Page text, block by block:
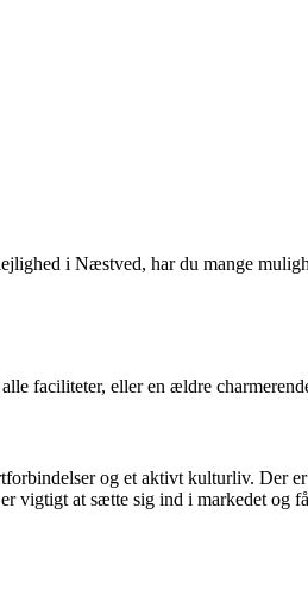
i Næstved, har du mange
faciliteter, eller en ældre
og et aktivt kulturliv. Der
vigtigt at sætte sig ind i markedet og